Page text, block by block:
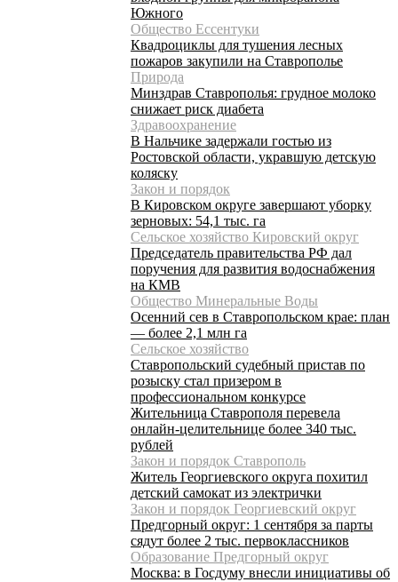
Южного
Общество Ессентуки
Квадроциклы для тушения лесных
пожаров закупили на Ставрополье
Природа
Минздрав Ставрополья: грудное молоко
снижает риск диабета
Здравоохранение
В Нальчике задержали гостью из
Ростовской области, укравшую детскую
коляску
Закон и порядок
В Кировском округе завершают уборку
зерновых: 54,1 тыс. га
Сельское хозяйство Кировский округ
Председатель правительства РФ дал
поручения для развития водоснабжения
на КМВ
Общество Минеральные Воды
Осенний сев в Ставропольском крае: план
— более 2,1 млн га
Сельское хозяйство
Ставропольский судебный пристав по
розыску стал призером в
профессиональном конкурсе
Жительница Ставрополя перевела
онлайн-целительнице более 340 тыс.
рублей
Закон и порядок Ставрополь
Житель Георгиевского округа похитил
детский самокат из электрички
Закон и порядок Георгиевский округ
Предгорный округ: 1 сентября за парты
сядут более 2 тыс. первоклассников
Образование Предгорный округ
Москва: в Госдуму внесли инициативы об